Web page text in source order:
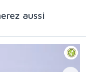
aussi